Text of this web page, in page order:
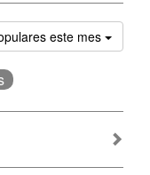
este mes